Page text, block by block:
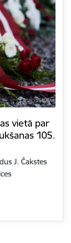
vietā par
105.
J. Čakstes